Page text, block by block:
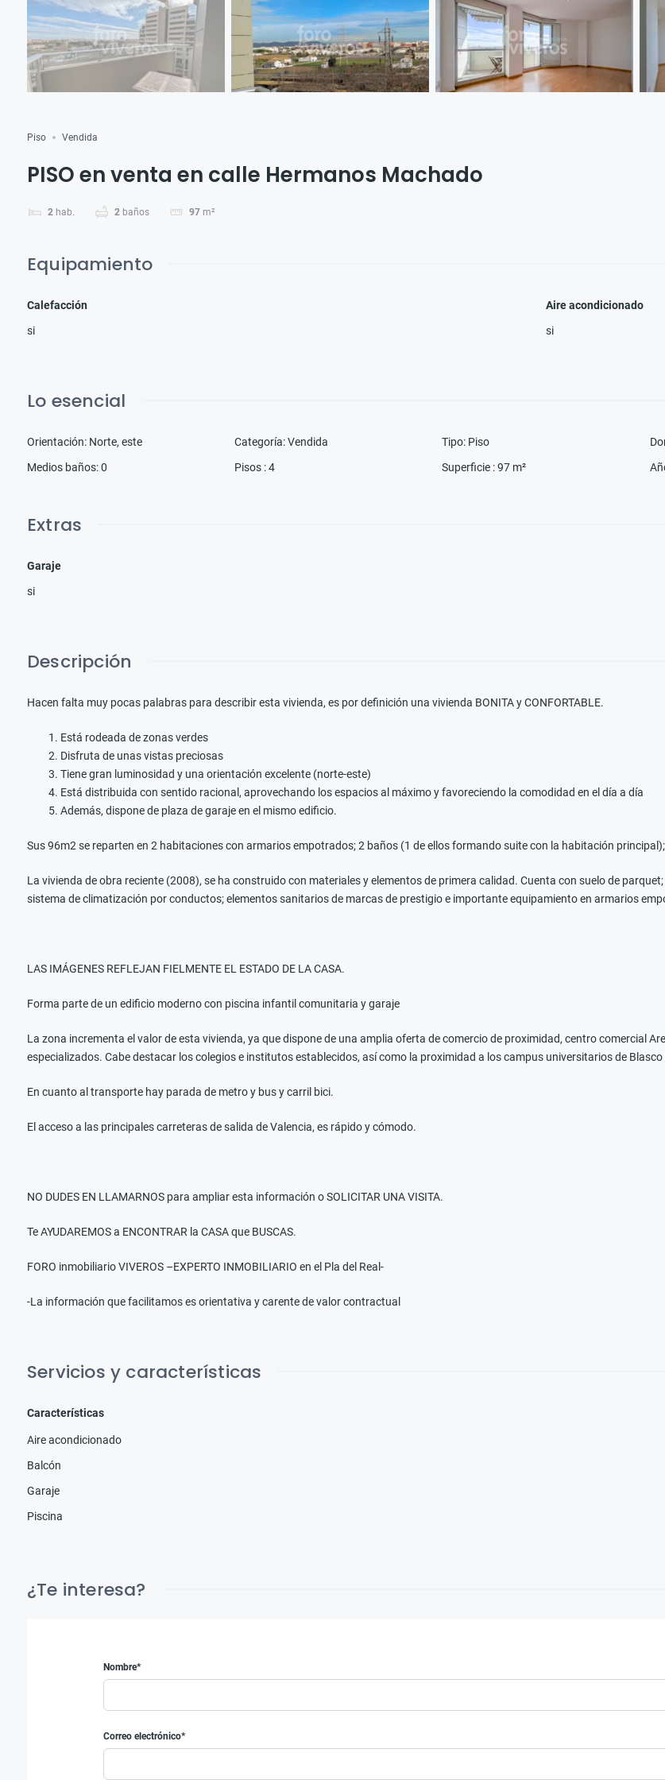
Piso Vendida
PISO en venta en calle Hermanos Machado
2 hab. 2 baños 97 m²
Equipamiento
Calefacción
si
Aire acondicionado
si
Lo esencial
Orientación: Norte, este Categoría:Vendida Tipo: Piso
Medios baños:0 Pisos :4 Superficie : 97 m²
Extras
Garaje
si
Descripción
Hacen falta muy pocas palabras para describir esta vivienda, es por definición una vivienda BONITA y CONFORTABLE.
Está rodeada de zonas verdes
Disfruta de unas vistas preciosas
Tiene gran luminosidad y una orientación excelente (norte-este)
Está distribuida con sentido racional, aprovechando los espacios al máximo y favoreciendo la comodidad en el día a día
Además, dispone de plaza de garaje en el mismo edificio.
Sus 96m2 se reparten en 2 habitaciones con armarios empotrados; 2 baños (1 de ellos formando suite con la habitación
La vivienda de obra reciente (2008), se ha construido con materiales y elementos de primera calidad. Cuenta con suelo de
sistema de climatización por conductos; elementos sanitarios de marcas de prestigio e importante equipamiento en armarios
LAS IMÁGENES REFLEJAN FIELMENTE EL ESTADO DE LA CASA.
Forma parte de un edificio moderno con piscina infantil comunitaria y garaje
La zona incrementa el valor de esta vivienda, ya que dispone de una amplia oferta de comercio de proximidad, centro comercial
especializados. Cabe destacar los colegios e institutos establecidos, así como la proximidad a los campus universitarios de Blasco
En cuanto al transporte hay parada de metro y bus y carril bici.
El acceso a las principales carreteras de salida de Valencia, es rápido y cómodo.
NO DUDES EN LLAMARNOS para ampliar esta información o SOLICITAR UNA VISITA.
Te AYUDAREMOS a ENCONTRAR la CASA que BUSCAS.
FORO inmobiliario VIVEROS –EXPERTO INMOBILIARIO en el Pla del Real-
-La información que facilitamos es orientativa y carente de valor contractual
Servicios y características
Características
Aire acondicionado
Balcón
Garaje
Piscina
¿Te interesa?
Nombre*
Correo electrónico*